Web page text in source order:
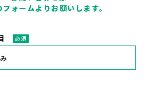
フォームよりお願いします。
必須